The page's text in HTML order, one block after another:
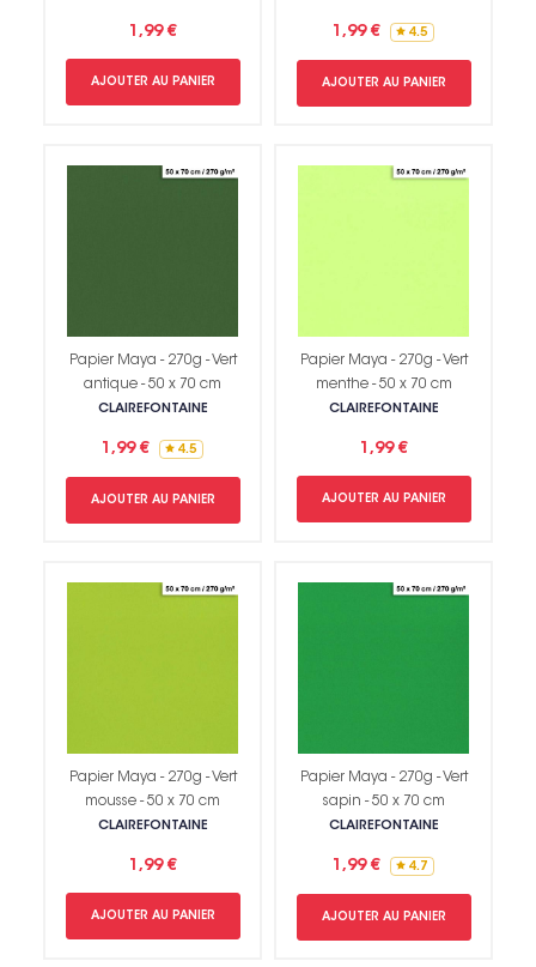
1,99 €
AJOUTER AU PANIER
1,99 € 4.5
AJOUTER AU PANIER
Papier Maya - 270g - Vert
antique - 50 x 70 cm
CLAIREFONTAINE
1,99 € 4.5
AJOUTER AU PANIER
Papier Maya - 270g - Vert
menthe - 50 x 70 cm
CLAIREFONTAINE
1,99 €
AJOUTER AU PANIER
Papier Maya - 270g - Vert
mousse - 50 x 70 cm
CLAIREFONTAINE
1,99 €
AJOUTER AU PANIER
Papier Maya - 270g - Vert
sapin - 50 x 70 cm
CLAIREFONTAINE
1,99 € 4.7
AJOUTER AU PANIER